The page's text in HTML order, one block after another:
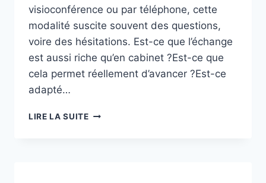
visioconférence ou par téléphone, cette
modalité suscite souvent des questions,
voire des hésitations. Est-ce que l’échange
est aussi riche qu’en cabinet ?Est-ce que
cela permet réellement d’avancer ?Est-ce
adapté…
LIRE LA SUITETÉLÉCONSULTATION